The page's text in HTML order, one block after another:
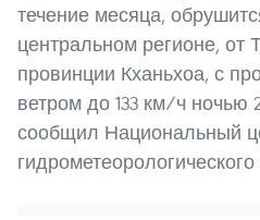
течение месяца,
центральном регионе, от
провинции Кханьхоа, с
ветром до 133 км/ч ночью
сообщил Национальный